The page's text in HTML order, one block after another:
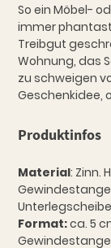
So ein Möbel-
immer
Treibgut
Wohnung, das
zu schweigen
Geschenkidee,
Produktinfos
Material: Zinn.
Gewindestange
Format:ca. 5